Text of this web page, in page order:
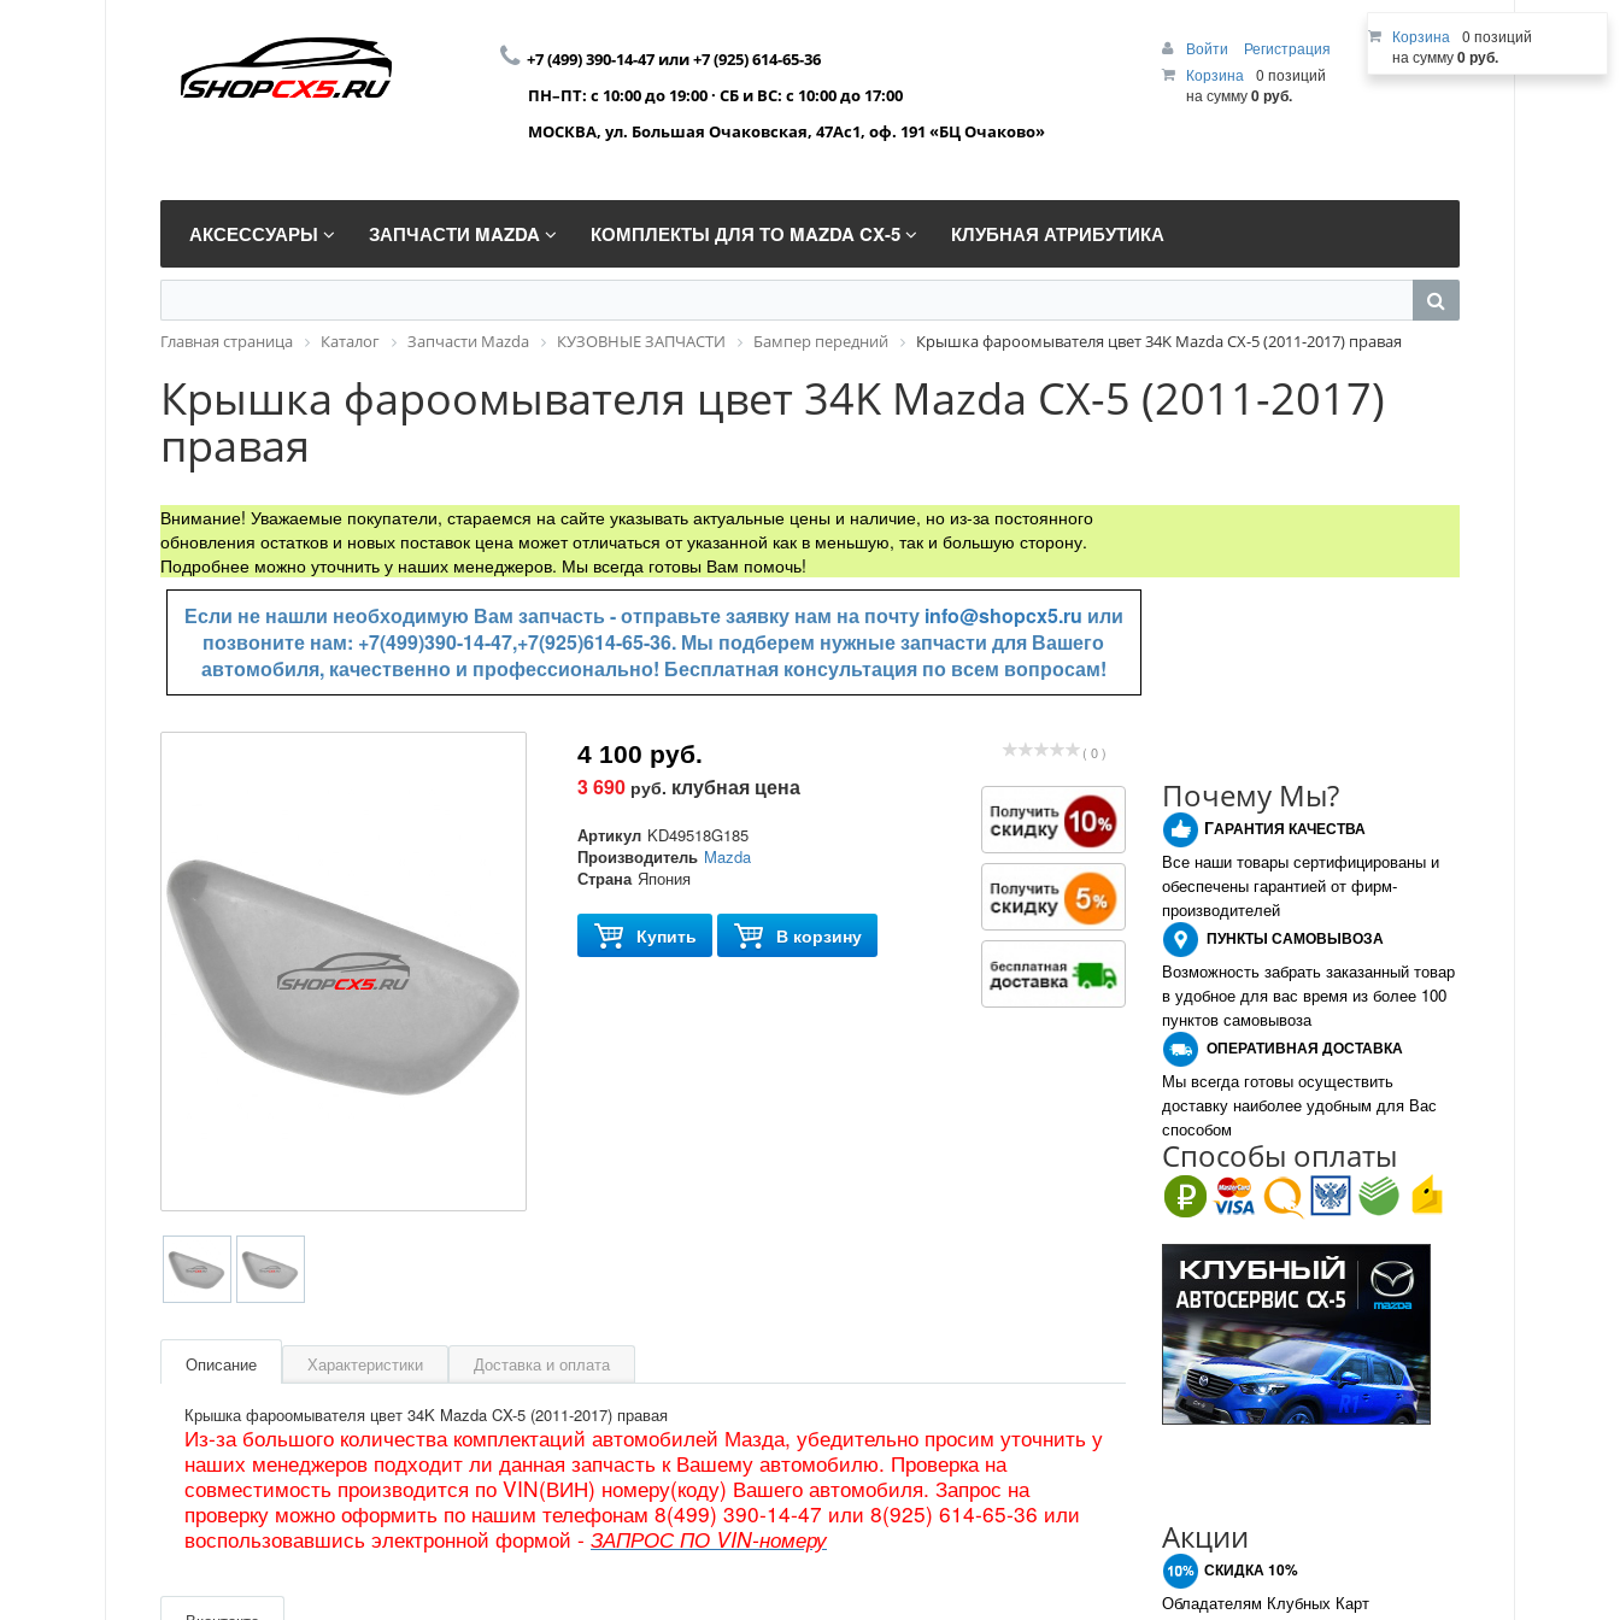
+7 (499) 390-14-47 или +7 (925) 614-65-36
ПН–ПТ: с 10:00 до 19:00 · СБ и ВС: с 10:00 до 17:00
МОСКВА, ул. Большая Очаковская, 47Ас1, оф. 191 «БЦ Очаково»
Войти
Регистрация
Корзина
0 позиций
на сумму0 руб.
АКСЕССУАРЫ ЗАПЧАСТИ MAZDA КОМПЛЕКТЫ ДЛЯ ТО MAZDA CX-5 КЛУБНАЯ АТРИБУТИКА
Главная страница Каталог Запчасти Mazda КУЗОВНЫЕ ЗАПЧАСТИ Бампер передний Крышка фароомывателя цвет 34K Mazda CX-5 (2011-2017) правая
Крышка фароомывателя цвет 34K Mazda CX-5 (2011-2017)
правая
Внимание! Уважаемые покупатели, стараемся на сайте указывать актуальные цены и наличие, но из-за постоянного
обновления остатков и новых поставок цена может отличаться от указанной как в меньшую, так и большую сторону.
Подробнее можно уточнить у наших менеджеров. Мы всегда готовы Вам помочь!
Если не нашли необходимую Вам запчасть - отправьте заявку нам на почту info@shopcx5.ru или
позвоните нам: +7(499)390-14-47,+7(925)614-65-36. Мы подберем нужные запчасти для Вашего
автомобиля, качественно и профессионально! Бесплатная консультация по всем вопросам!
( 0 )
4 100 руб.
3 690 руб. клубная цена
Артикул KD49518G185
Производитель Mazda
Страна Япония
Купить В корзину
Описание Характеристики Доставка и оплата
Крышка фароомывателя цвет 34K Mazda CX-5 (2011-2017) правая
Из-за большого количества комплектаций автомобилей Мазда, убедительно просим уточнить у
наших менеджеров подходит ли данная запчасть к Вашему автомобилю. Проверка на
совместимость производится по VIN(ВИН) номеру(коду) Вашего автомобиля. Запрос на
проверку можно оформить по нашим телефонам 8(499) 390-14-47 или 8(925) 614-65-36 или
воспользовавшись электронной формой - ЗАПРОС ПО VIN-номеру
Почему Мы?
ГАРАНТИЯ КАЧЕСТВА
Все наши товары сертифицированы и
обеспечены гарантией от фирм-
производителей
ПУНКТЫ САМОВЫВОЗА
Возможность забрать заказанный товар
в удобное для вас время из более 100
пунктов самовывоза
ОПЕРАТИВНАЯ ДОСТАВКА
Мы всегда готовы осуществить
доставку наиболее удобным для Вас
способом
Способы оплаты
Корзина
0 позиций
на сумму0 руб.
Акции
СКИДКА 10%
Обладателям Клубных Карт